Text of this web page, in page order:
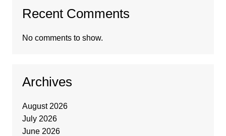
Recent Comments
No comments to show.
Archives
August 2026
July 2026
June 2026